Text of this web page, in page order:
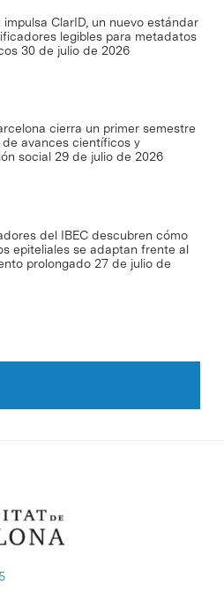
impulsa ClarID, un nuevo estándar
legibles para metadatos
30 de julio de 2026
cierra un primer semestre
avances científicos y
social 29 de julio de 2026
del IBEC descubren cómo
epiteliales se adaptan frente al
prolongado 27 de julio de